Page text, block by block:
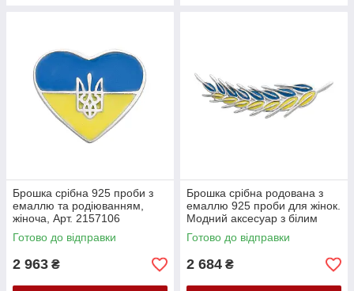
Брошка срібна 925 проби з
емаллю та родіюванням,
жіноча, Арт. 2157106
Готово до відправки
2 963 ₴
Брошка срібна родована з
емаллю 925 проби для жінок.
Модний аксесуар з білим
металом.
Готово до відправки
2 684 ₴